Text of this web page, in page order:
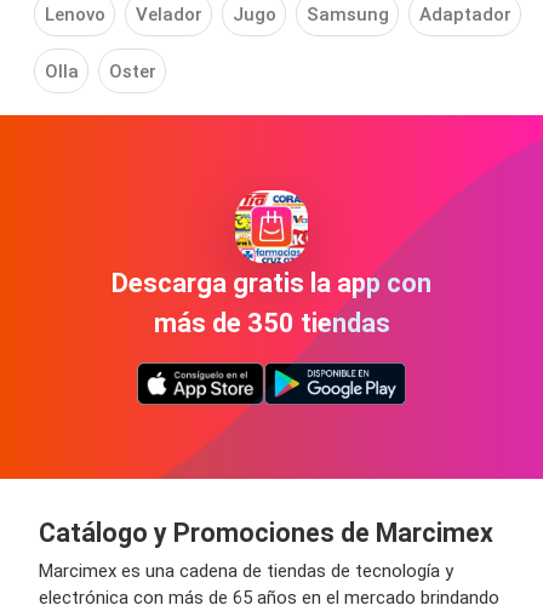
Lenovo Velador Jugo Samsung Adaptador
Olla Oster
Descarga gratis la app con
más de 350 tiendas
Catálogo y Promociones de Marcimex
Marcimex es una cadena de tiendas de tecnología y
electrónica con más de 65 años en el mercado brindando